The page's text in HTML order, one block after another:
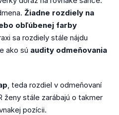
Žiadne rozdiely na
obľúbenej farby
sa rozdiely stále nájdu
ako sú audity odmeňovania
, teda rozdiel v odmeňovaní
ženy stále zarábajú o takmer
pozícii.